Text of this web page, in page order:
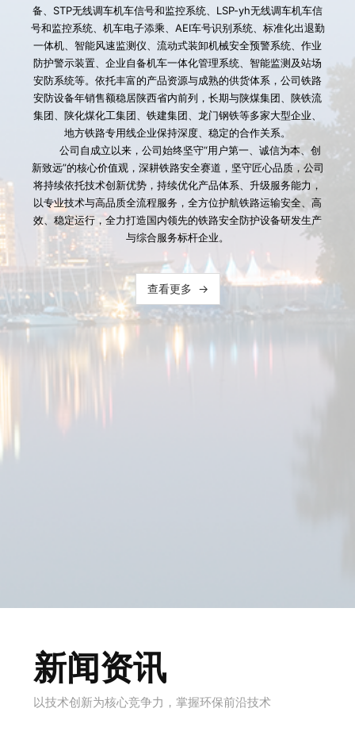
备、STP无线调车机车信号和监控系统、LSP-yh无线调车机车信
号和监控系统、机车电子添乘、AEI车号识别系统、标准化出退勤
一体机、智能风速监测仪、流动式装卸机械安全预警系统、作业
防护警示装置、企业自备机车一体化管理系统、智能监测及站场
安防系统等。依托丰富的产品资源与成熟的供货体系，公司铁路
安防设备年销售额稳居陕西省内前列，长期与陕煤集团、陕铁流
集团、陕化煤化工集团、铁建集团、龙门钢铁等多家大型企业、
地方铁路专用线企业保持深度、稳定的合作关系。
新致远”的核心价值观，深耕铁路安全赛道，坚守匠心品质，公司
将持续依托技术创新优势，持续优化产品体系、升级服务能力，
以专业技术与高品质全流程服务，全方位护航铁路运输安全、高
效、稳定运行，全力打造国内领先的铁路安全防护设备研发生产
与综合服务标杆企业。
查看更多 →
新闻资讯
以技术创新为核心竞争力，掌握环保前沿技术